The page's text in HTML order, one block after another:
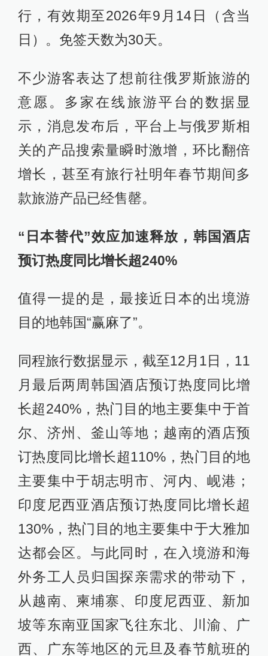
行，有效期至2026年9月14日（含当
日）。免签天数为30天。
不少游客表达了想前往俄罗斯旅游的
意愿。多家在线旅游平台的数据显
示，消息发布后，平台上与俄罗斯相
关的产品搜索量瞬时激增，环比翻倍
增长，甚至有旅行社明年春节期间多
款旅游产品已经售罄。
“日本替代”效应加速释放，韩国酒店
预订热度同比增长超240%
值得一提的是，最接近日本的出境游
目的地韩国“赢麻了”。
同程旅行数据显示，截至12月1日，11
月最后两周韩国酒店预订热度同比增
长超240%，热门目的地主要集中于首
尔、济州、釜山等地；越南的酒店预
订热度同比增长超110%，热门目的地
主要集中于胡志明市、河内、岘港；
印度尼西亚酒店预订热度同比增长超
130%，热门目的地主要集中于大雅加
达都会区。与此同时，在入境游和海
外务工人员归国探亲需求的带动下，
从越南、柬埔寨、印度尼西亚、新加
坡等东南亚国家飞往东北、川渝、广
西、广东等地区的元旦及春节航班的